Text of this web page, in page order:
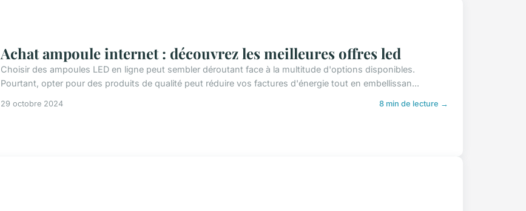
Achat ampoule internet : découvrez les meilleures offres led
Choisir des ampoules LED en ligne peut sembler déroutant face à la multitude d'options disponibles.
Pourtant, opter pour des produits de qualité peut réduire vos factures d'énergie tout en embellissan...
29 octobre 2024 8 min de lecture →